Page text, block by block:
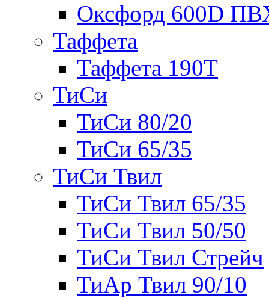
Оксфорд 600D
Таффета
Таффета 190T
ТиСи
ТиСи 80/20
ТиСи 65/35
ТиСи Твил
ТиСи Твил 65/35
ТиСи Твил 50/50
ТиСи Твил Стрейч
ТиАр Твил 90/10